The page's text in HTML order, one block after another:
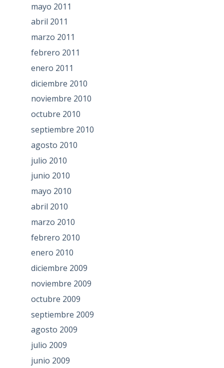
mayo 2011
abril 2011
marzo 2011
febrero 2011
enero 2011
diciembre 2010
noviembre 2010
octubre 2010
septiembre 2010
agosto 2010
julio 2010
junio 2010
mayo 2010
abril 2010
marzo 2010
febrero 2010
enero 2010
diciembre 2009
noviembre 2009
octubre 2009
septiembre 2009
agosto 2009
julio 2009
junio 2009